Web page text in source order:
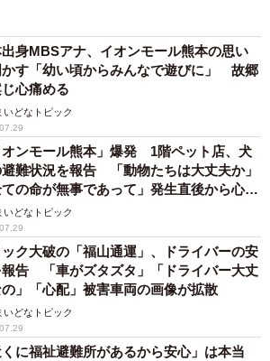
身MBSアナ、イオンモール熊本の思い
かす「幼い頃からみんなで遊びに」 故郷
心痛める
いどなトピック
オンモール熊本」爆発 1階ペット店、犬
難状況を報告 「動物たちは大丈夫か」
ての命が無事であって」発生直後から心配
いどなトピック
ック大破の「福山通運」、ドライバーの安
告 「車がズタズタ」「ドライバー大丈
」「心配」被害車両の画像が拡散
いどなトピック
くに福祉避難所があるから安心」は本当